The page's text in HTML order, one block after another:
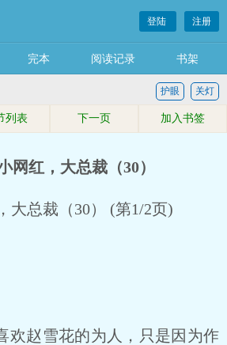
登陆 注册
完本 阅读记录 书架
关灯
护眼
列表 下一页 加入书签
网红，大总裁（30）
大总裁（30） (第1/2页)
赵雪花的为人，只是因为作